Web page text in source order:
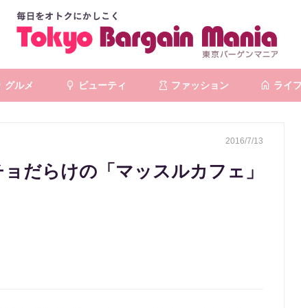
グルメ ビューティ ファッション ライフ
2016/7/13
だらけの「マッスルカフェ」